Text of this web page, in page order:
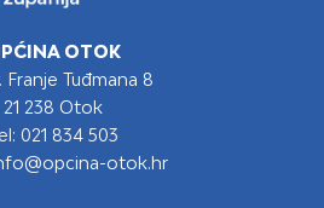
OTOK
Franje Tuđmana 8
21 238 Otok
021 834 503
otok.hr